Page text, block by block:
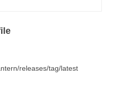
releases/tag/latest